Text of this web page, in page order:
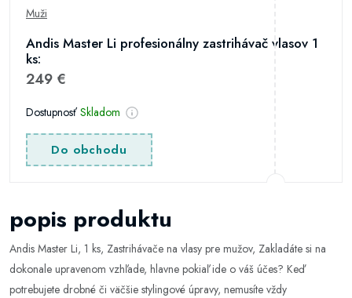
Muži
Andis Master Li profesionálny zastrihávač vlasov 1
ks:
249 €
Dostupnosť Skladom
Do obchodu
popis produktu
Andis Master Li, 1 ks, Zastrihávače na vlasy pre mužov, Zakladáte si na
dokonale upravenom vzhľade, hlavne pokiaľ ide o váš účes? Keď
potrebujete drobné či väčšie stylingové úpravy, nemusíte vždy